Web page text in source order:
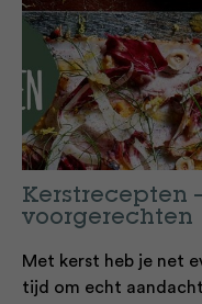
Kerstrecepten
voorgerechten
Met kerst heb je net
tijd om echt